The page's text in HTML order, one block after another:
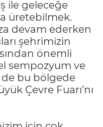
ile geleceğe
üretebilmek.
devam ederken
şehrimizin
önemli
sempozyum ve
bu bölgede
Çevre Fuarı’nı